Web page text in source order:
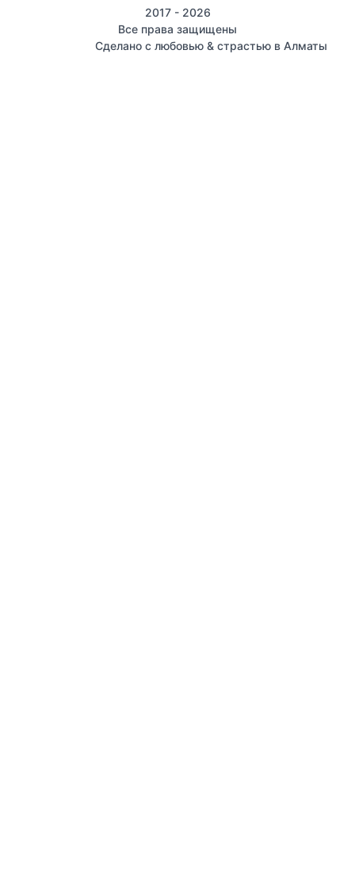
2017 - 2026
Все права защищены
Сделано с любовью & страстью в Алматы